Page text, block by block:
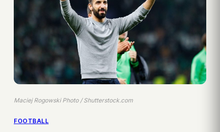
Maciej Rogowski Photo / Shutterstock.com
FOOTBALL